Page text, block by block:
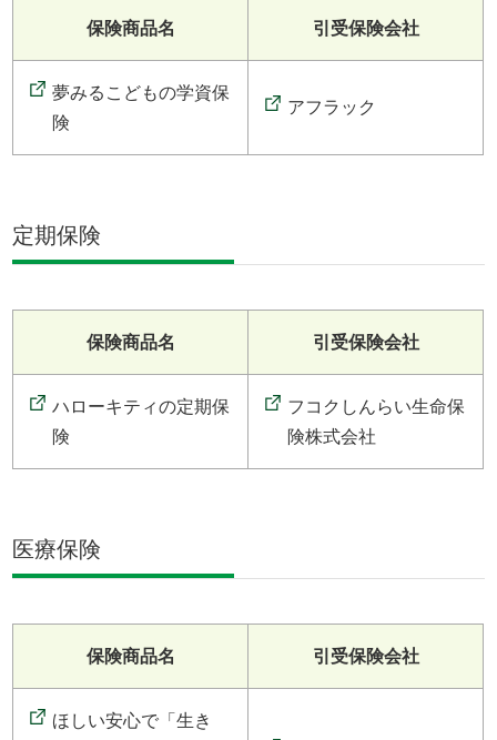
保険商品名 引受保険会社
夢みるこどもの学資保
険
アフラック
定期保険
保険商品名 引受保険会社
ハローキティの定期保
険
フコクしんらい生命保
険株式会社
医療保険
保険商品名 引受保険会社
ほしい安心で「生き